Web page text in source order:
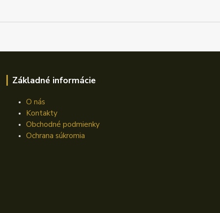
Základné informácie
O nás
Kontakty
Obchodné podmienky
Ochrana súkromia